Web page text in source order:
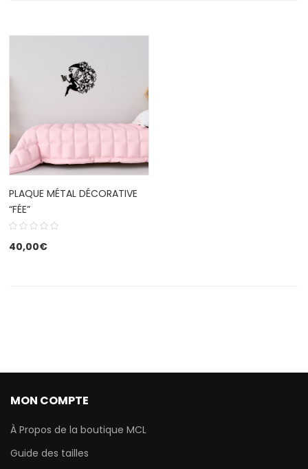
PLAQUE MÉTAL DÉCORATIVE
“FÉE”
40,00€
MON COMPTE
À Propos de la boutique MCL
Guide des tailles